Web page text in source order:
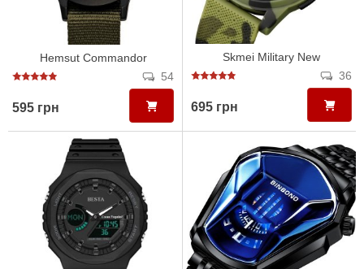
Hemsut Commandor
54
595 грн
Skmei Military New
36
695 грн